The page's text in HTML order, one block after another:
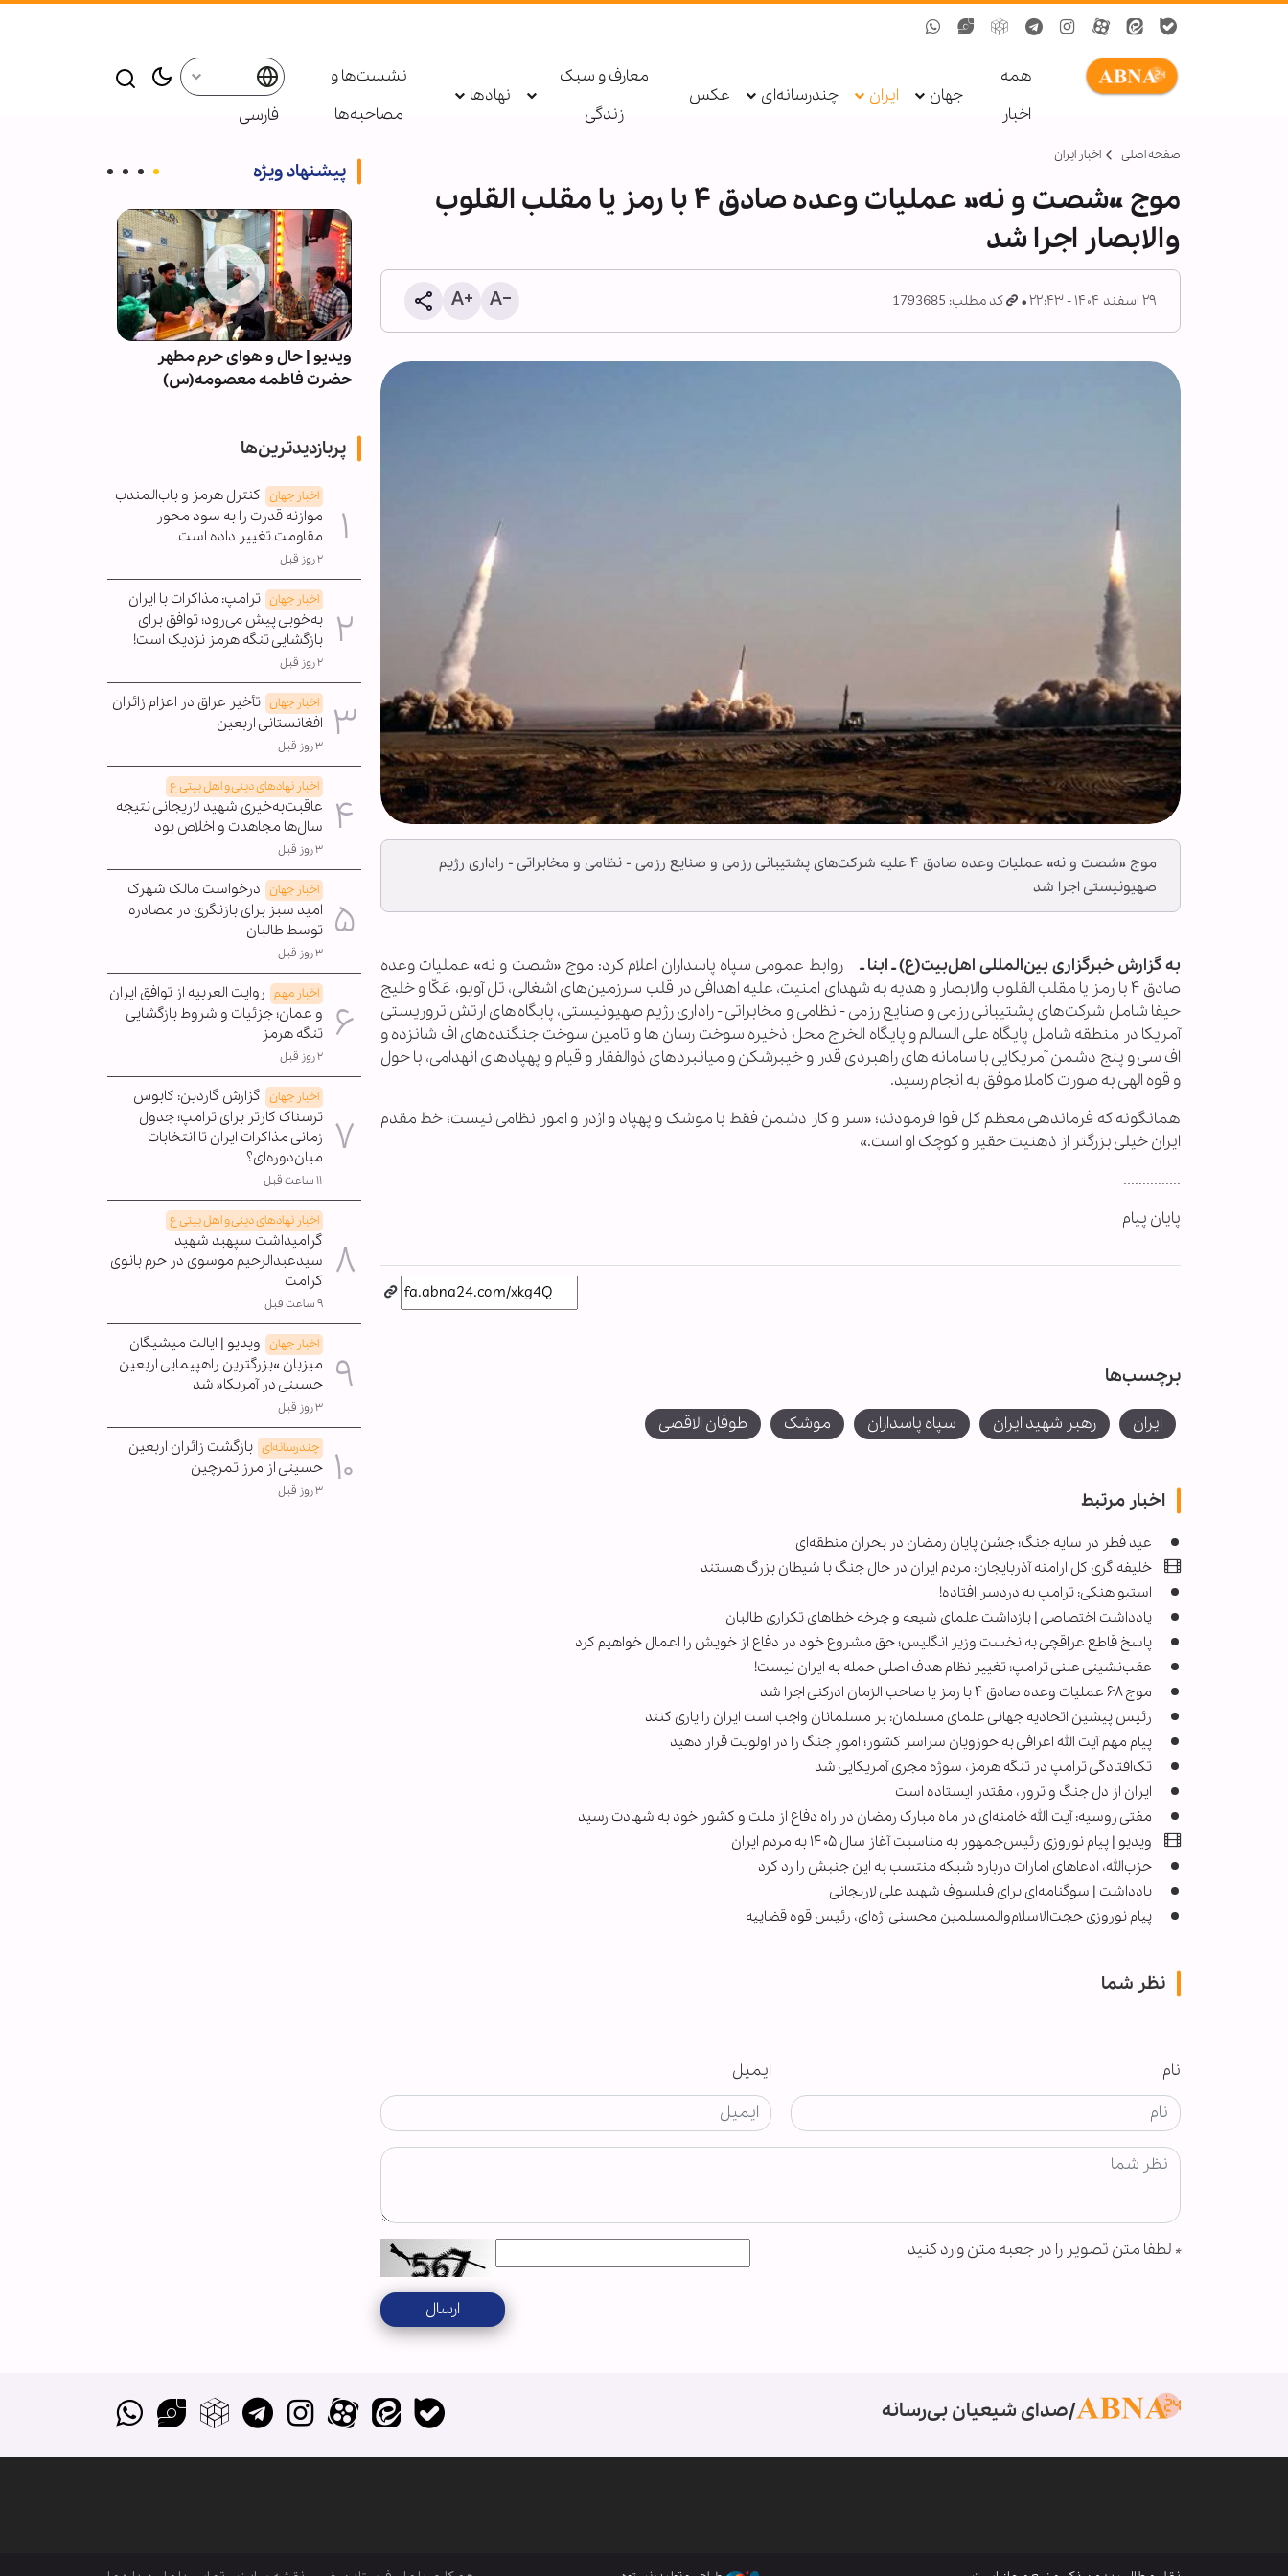
همه
اخبار
جهان ایران چندرسانه‌ای عکس
معارف و سبک
زندگی
نهادها
نشست‌ها و
مصاحبه‌ها
فارسی
صفحه اصلی اخبار ایران
موج «شصت و نه» عملیات وعده صادق ۴ با رمز یا مقلب القلوب
والابصار اجرا شد
۲۹ اسفند ۱۴۰۴ - ۲۲:۴۳ کد مطلب: 1793685
موج «شصت و نه» عملیات وعده صادق ۴ علیه شرکت‌های پشتیبانی رزمی و صنایع رزمی - نظامی و مخابراتی - راداری رژیم
صهیونیستی اجرا شد
به گزارش خبرگزاری بین‌المللی اهل‌بیت(ع) ـ ابنا ـ
روابط عمومی سپاه پاسداران اعلام کرد: موج «شصت و نه» عملیات وعده
صادق ۴ با رمز یا مقلب القلوب والابصار و هدیه به شهدای امنیت، علیه اهدافی در قلب سرزمین‌های اشغالی، تل آویو، عَکّا و خلیج
حیفا شامل شرکت‌های پشتیبانی رزمی و صنایع رزمی - نظامی و مخابراتی - راداری رژیم صهیونیستی، پایگاه‌های ارتش تروریستی
آمریکا در منطقه شامل پایگاه علی السالم و پایگاه الخرج محل ذخیره سوخت رسان ها و تامین سوخت جنگنده‌های اف شانزده و
اف سی و پنج دشمن آمریکایی با سامانه های راهبردی قدر و خیبرشکن و میانبردهای ذوالفقار و قیام و پهپادهای انهدامی، با حول
و قوه الهی به صورت کاملا موفق به انجام رسید.
همانگونه که فرماندهی معظم کل قوا فرمودند؛ «سر و کار دشمن فقط با موشک و پهپاد و اژدر و امور نظامی نیست؛ خط مقدم
ایران خیلی بزرگتر از ذهنیت حقیر و کوچک او است.»
...............
پایان پیام
برچسب‌ها
ایران رهبر شهید ایران سپاه پاسداران موشک طوفان الاقصی
اخبار مرتبط
عید فطر در سایه جنگ؛ جشن پایان رمضان در بحران منطقه‌ای
خلیفه گری کل ارامنه آذربایجان‌: مردم ایران در حال جنگ با شیطان بزرگ هستند
استیو هنکی: ترامپ به دردسر افتاده!
یادداشت اختصاصی | بازداشت علمای شیعه و چرخه خطاهای تکراری طالبان
پاسخ قاطع عراقچی به نخست وزیر انگلیس؛ حق مشروع خود در دفاع از خویش را اعمال خواهیم کرد
عقب‌نشینی علنی ترامپ؛ تغییر نظام هدف اصلی حمله به ایران نیست!
موج ۶۸ عملیات وعده صادق ۴ با رمز یا صاحب الزمان ادرکنی اجرا شد
رئیس پیشین اتحادیه جهانی علمای مسلمان: بر مسلمانان واجب است ایران را یاری کنند
پیام مهم آیت الله اعرافی به حوزویان سراسر کشور؛ امورِ جنگ را در اولویت قرار دهید
تک‌افتادگی ترامپ در تنگه هرمز، سوژه مجری آمریکایی شد
ایران از دل جنگ و ترور، مقتدر ایستاده است
مفتی روسیه: آیت الله خامنه‌ای در ماه مبارک رمضان در راه دفاع از ملت و کشور خود به شهادت رسید
ویدیو | پیام نوروزی رئیس‌جمهور به مناسبت آغاز سال ۱۴۰۵ به مردم ایران
حزب‌الله، ادعاهای امارات درباره شبکه‌ منتسب به این جنبش را رد کرد
یادداشت | سوگنامه‌ای برای فیلسوف شهید علی لاریجانی
پیام نوروزی حجت‌الاسلام‌والمسلمین محسنی اژه‌ای، رئیس قوه قضاییه
نظر شما
نام ایمیل
* لطفا متن تصویر را در جعبه متن وارد کنید
ارسال
پیشنهاد ویژه
پادکست ابنا - روایت یک دهه |
ویدیو | حال و هوای حرم مطهر
حضرت فاطمه معصومه(س)
پربازدیدترین‌ها
اخبار جهان کنترل هرمز و باب‌المندب
موازنه قدرت را به سود محور
مقاومت تغییر داده است
۲ روز قبل
اخبار جهان ترامپ: مذاکرات با ایران
به‌خوبی پیش می‌رود؛ توافق برای
بازگشایی تنگه هرمز نزدیک است!
۲ روز قبل
اخبار جهان تأخیر عراق در اعزام زائران
افغانستانی اربعین
۳ روز قبل
اخبار نهادهای دینی و اهل بیتی ع
عاقبت‌به‌خیری شهید لاریجانی نتیجه
سال‌ها مجاهدت و اخلاص بود
۳ روز قبل
اخبار جهان درخواست مالک شهرک
امید سبز برای بازنگری در مصادره
توسط طالبان
۳ روز قبل
اخبار مهم روایت العربیه از توافق ایران
و عمان؛ جزئیات و شروط بازگشایی
تنگه هرمز
۲ روز قبل
اخبار جهان گزارش گاردین: کابوس
ترسناک کارتر برای ترامپ؛ جدول
زمانی مذاکرات ایران تا انتخابات
میان‌دوره‌ای؟
۱۱ ساعت قبل
اخبار نهادهای دینی و اهل بیتی ع
گرامیداشت سپهبد شهید
سیدعبدالرحیم موسوی در حرم بانوی
کرامت
۹ ساعت قبل
اخبار جهان ویدیو | ایالت میشیگان
میزبان »بزرگترین راهپیمایی اربعین
حسینی در آمریکا« شد
۳ روز قبل
چندرسانه‌ای بازگشت زائران اربعین
حسینی از مرز تمرچین
۳ روز قبل
صدای شیعیان بی‌رسانه